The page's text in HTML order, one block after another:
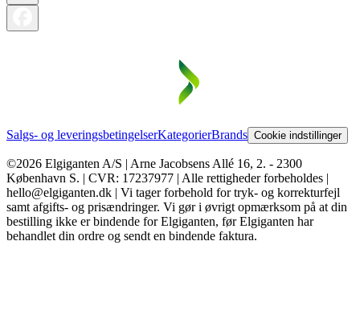
Salgs- og leveringsbetingelserKategorierBrands Cookie indstillinger
©2026 Elgiganten A/S | Arne Jacobsens Allé 16, 2. - 2300
København S. | CVR: 17237977 | Alle rettigheder forbeholdes |
hello@elgiganten.dk | Vi tager forbehold for tryk- og korrekturfejl
samt afgifts- og prisændringer. Vi gør i øvrigt opmærksom på at din
bestilling ikke er bindende for Elgiganten, før Elgiganten har
behandlet din ordre og sendt en bindende faktura.